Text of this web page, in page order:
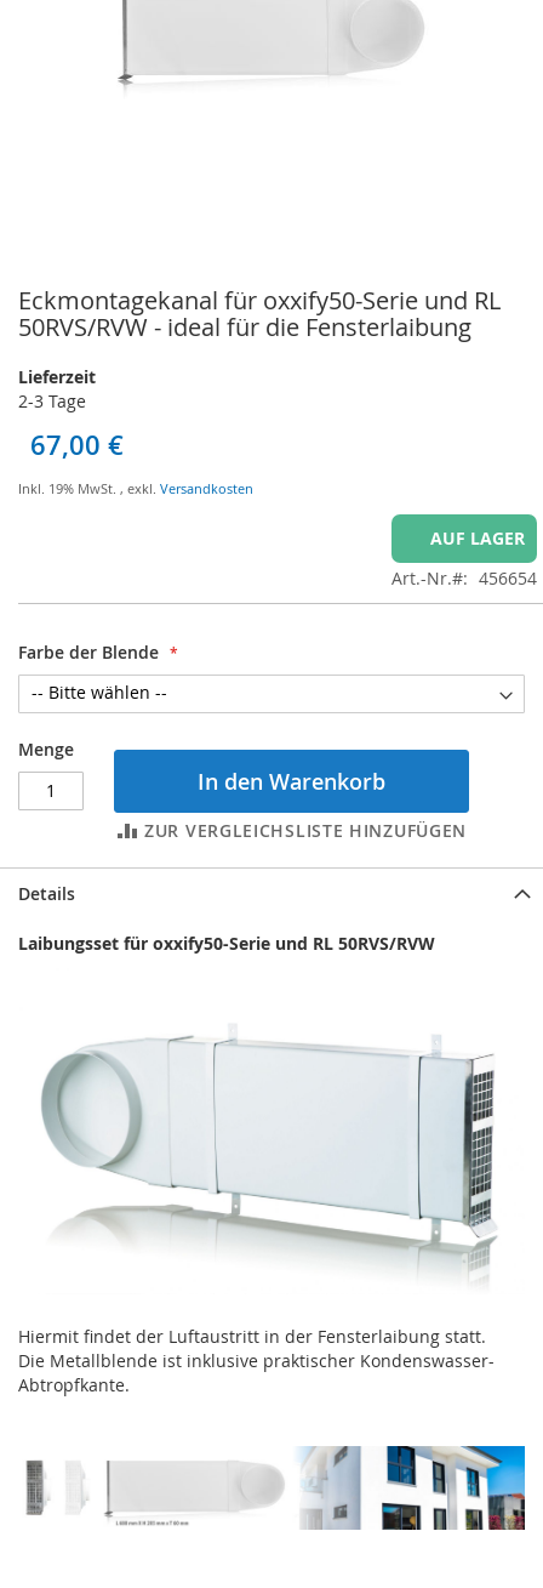
Zum
Anfang
Bildgalerie
springen
Eckmontagekanal für oxxify50-Serie und RL
50RVS/RVW - ideal für die Fensterlaibung
Lieferzeit
2-3 Tage
67,00 €
Inkl. 19% MwSt. , exkl. Versandkosten
AUF LAGER
Art.-Nr.
456654
Farbe der Blende
Menge
In den Warenkorb
ZUR VERGLEICHSLISTE HINZUFÜGEN
Details
Laibungsset für oxxify50-Serie und RL 50RVS/RVW
Hiermit findet der Luftaustritt in der Fensterlaibung statt.
Die Metallblende ist inklusive praktischer Kondenswasser-
Abtropfkante.